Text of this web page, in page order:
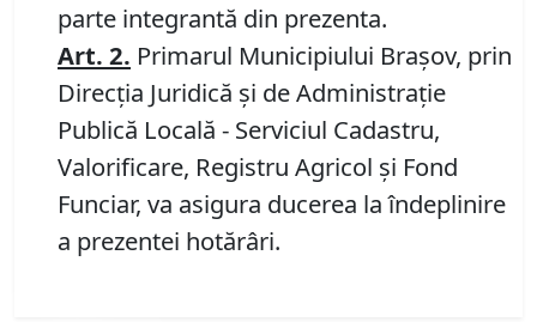
parte integrantă din prezenta.
Art. 2. Primarul Municipiului Brașov, prin
Direcția Juridică și de Administrație
Publică Locală - Serviciul Cadastru,
Valorificare, Registru Agricol și Fond
Funciar, va asigura ducerea la îndeplinire
a prezentei hotărâri.